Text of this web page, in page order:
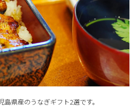
県産のうなぎギフト2選です。